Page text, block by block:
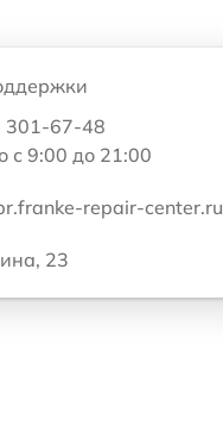
301-67-48
с 9:00 до 21:00
repair-center.ru
23